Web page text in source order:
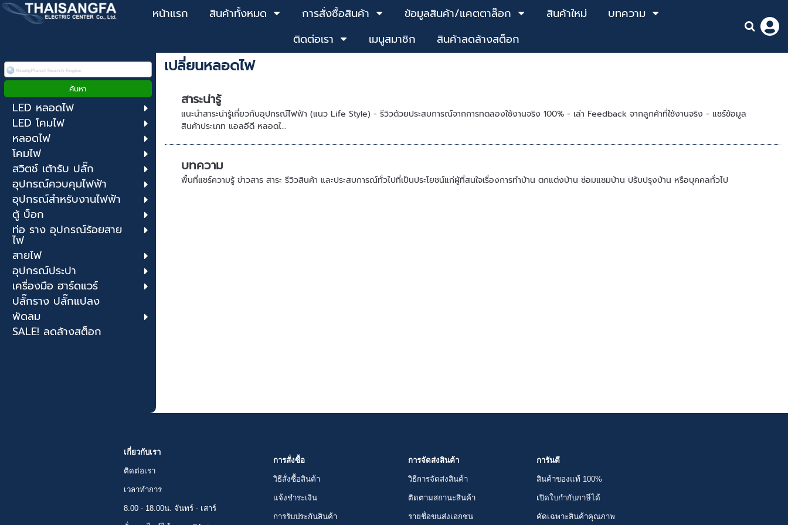
หน้าแรก สินค้าทั้งหมด การสั่งซื้อสินค้า ข้อมูลสินค้า/แคตตาล๊อก สินค้าใหม่
บทความ
ติดต่อเรา
เมนูสมาชิก สินค้าลดล้างสต็อก
LED หลอดไฟ
LED โคมไฟ
หลอดไฟ
โคมไฟ
สวิตช์ เต้ารับ ปลั๊ก
อุปกรณ์ควบคุมไฟฟ้า
อุปกรณ์สำหรับงานไฟฟ้า
ตู้ บ็อก
ท่อ ราง อุปกรณ์ร้อยสาย
ไฟ
สายไฟ
อุปกรณ์ประปา
เครื่องมือ ฮาร์ดแวร์
ปลั๊กราง ปลั๊กแปลง
พัดลม
SALE! ลดล้างสต็อก
เปลี่ยนหลอดไฟ
สาระน่ารู้
แนะนำสาระน่ารู้เกี่ยวกับอุปกรณ์ไฟฟ้า (แนว Life Style) - รีวิวด้วยประสบการณ์จากการทดลองใช้งานจริง 100% - เล่า Feedback จากลูกค้าที่ใช้งานจริง - แชร์ข้อมูล
สินค้าประเภท แอลอีดี หลอดไ...
บทความ
พื้นที่แชร์ความรู้ ข่าวสาร สาระ รีวิวสินค้า และประสบการณ์ทั่วไปที่เป็นประโยชน์แก่ผู้ที่สนใจเรื่องการทำบ้าน ตกแต่งบ้าน ซ่อมแซมบ้าน ปรับปรุงบ้าน หรือบุคคลทั่วไป
เกี่ยวกับเรา
ติดต่อเรา
เวลาทำการ
8.00 - 18.00น. จันทร์ - เสาร์
การสั่งซื้อ
วิธีสั่งซื้อสินค้า
แจ้งชำระเงิน
การรับประกันสินค้า
การจัดส่งสินค้า
วิธีการจัดส่งสินค้า
ติดตามสถานะสินค้า
รายชื่อขนส่งเอกชน
การันตี
สินค้าของแท้ 100%
เปิดใบกำกับภาษีได้
คัดเฉพาะสินค้าคุณภาพ